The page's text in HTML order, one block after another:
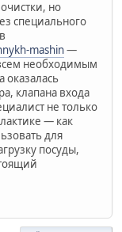
но
специального
mashin—
необходимым
клапана входа
не только
— как
для
посуды,